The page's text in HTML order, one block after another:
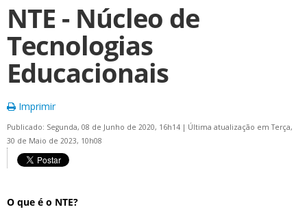
NTE - Núcleo de
Tecnologias
Educacionais
Imprimir
Publicado: Segunda, 08 de Junho de 2020, 16h14 | Última atualização em Terça,
30 de Maio de 2023, 10h08
O que é o NTE?